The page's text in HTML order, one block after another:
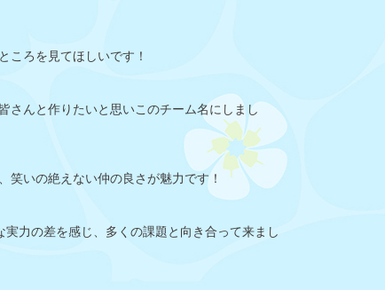
ころを見てほしいです！
さんと作りたいと思いこのチーム名にしまし
いの絶えない仲の良さが魅力です！
力の差を感じ、多くの課題と向き合って来まし